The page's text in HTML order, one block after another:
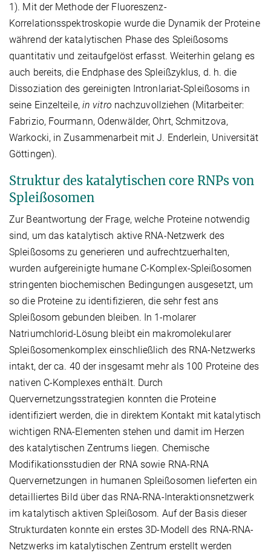
1). Mit der Methode der Fluoreszenz-
Korrelationsspektroskopie wurde die Dynamik der Proteine
während der katalytischen Phase des Spleißosoms
quantitativ und zeitaufgelöst erfasst. Weiterhin gelang es
auch bereits, die Endphase des Spleißzyklus, d. h. die
Dissoziation des gereinigten Intronlariat-Spleißosoms in
seine Einzelteile,in vitro nachzuvollziehen (Mitarbeiter:
Fabrizio, Fourmann, Odenwälder, Ohrt, Schmitzova,
Warkocki, in Zusammenarbeit mit J. Enderlein, Universität
Göttingen).
Struktur des katalytischen core RNPs von
Spleißosomen
Zur Beantwortung der Frage, welche Proteine notwendig
sind, um das katalytisch aktive RNA-Netzwerk des
Spleißosoms zu generieren und aufrechtzuerhalten,
wurden aufgereinigte humane C-Komplex-Spleißosomen
stringenten biochemischen Bedingungen ausgesetzt, um
so die Proteine zu identifizieren, die sehr fest ans
Spleißosom gebunden bleiben. In 1-molarer
Natriumchlorid-Lösung bleibt ein makromolekularer
Spleißosomenkomplex einschließlich des RNA-Netzwerks
intakt, der ca. 40 der insgesamt mehr als 100 Proteine des
nativen C-Komplexes enthält. Durch
Quervernetzungsstrategien konnten die Proteine
identifiziert werden, die in direktem Kontakt mit katalytisch
wichtigen RNA-Elementen stehen und damit im Herzen
des katalytischen Zentrums liegen. Chemische
Modifikationsstudien der RNA sowie RNA-RNA
Quervernetzungen in humanen Spleißosomen lieferten ein
detailliertes Bild über das RNA-RNA-Interaktionsnetzwerk
im katalytisch aktiven Spleißosom. Auf der Basis dieser
Strukturdaten konnte ein erstes 3D-Modell des RNA-RNA-
Netzwerks im katalytischen Zentrum erstellt werden